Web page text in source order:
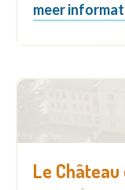
meer
Le